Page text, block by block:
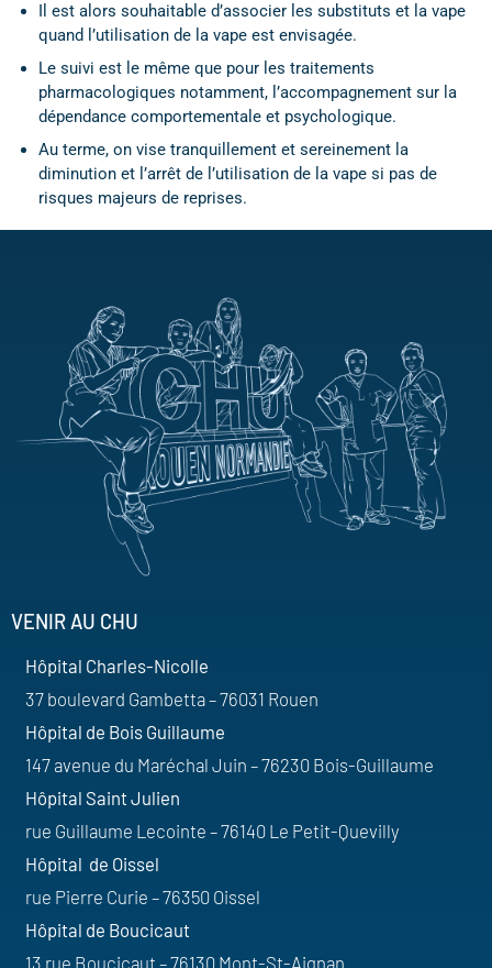
Il est alors souhaitable d’associer les substituts et la vape
quand l’utilisation de la vape est envisagée.
Le suivi est le même que pour les traitements
pharmacologiques notamment, l’accompagnement sur la
dépendance comportementale et psychologique.
Au terme, on vise tranquillement et sereinement la
diminution et l’arrêt de l’utilisation de la vape si pas de
risques majeurs de reprises.
VENIR AU CHU
Hôpital Charles-Nicolle
37 boulevard Gambetta – 76031 Rouen
Hôpital de Bois Guillaume
147 avenue du Maréchal Juin – 76230 Bois-Guillaume
Hôpital Saint Julien
rue Guillaume Lecointe – 76140 Le Petit-Quevilly
Hôpital de Oissel
rue Pierre Curie – 76350 Oissel
Hôpital de Boucicaut
13 rue Boucicaut – 76130 Mont-St-Aignan